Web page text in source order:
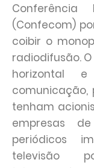
Conferência
(Confecom)
coibir o
radiodifusão.
horizontal
comunicação,
tenham
empresas
periódicos
televisão